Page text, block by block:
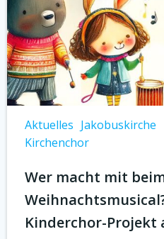
Aktuelles Jakobuskirche
Kirchenchor
Wer macht mit
Kinderchor-Projekt